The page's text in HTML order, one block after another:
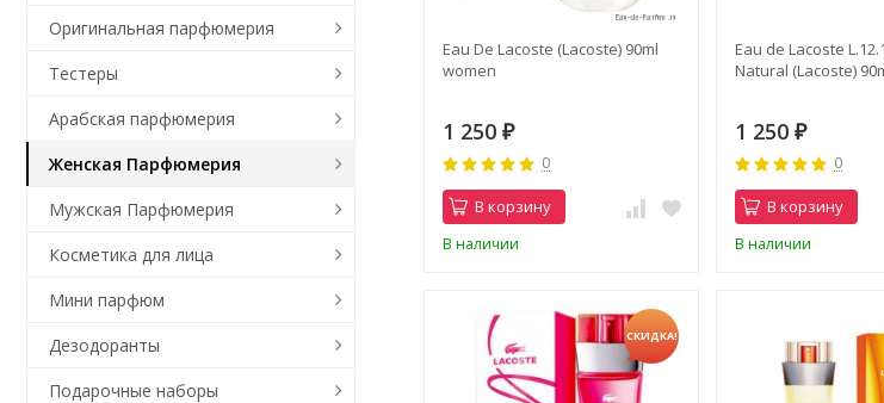
Eau De Lacoste (Lacoste) 90ml
women
1 250 ₽
0
В корзину
В наличии
Eau de Lacoste
Natural (Lacoste)
1 250 ₽
0
В корзину
В наличии
СКИДКА!
Оригинальная парфюмерия
Тестеры
Арабская парфюмерия
Женская Парфюмерия
Мужская Парфюмерия
Косметика для лица
Мини парфюм
Дезодоранты
Подарочные наборы